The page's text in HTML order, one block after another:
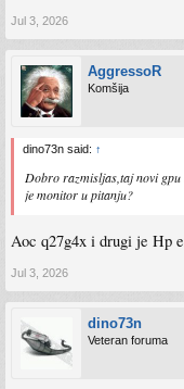
Jul 3, 2026
AggressoR
Komšija
dino73n said: ↑
Dobro razmisljas,taj novi
je monitor u pitanju?
Aoc q27g4x i drugi je Hp
Jul 3, 2026
dino73n
Veteran foruma